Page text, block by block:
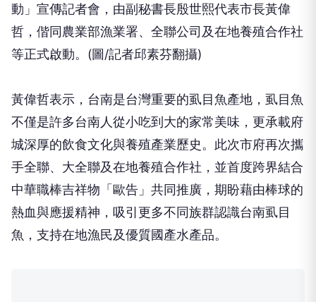
動」宣傳記者會，由副秘書長殷世熙代表市長黃偉
哲，偕同農業部漁業署、全聯公司及在地養殖合作社
等正式啟動。(圖/記者邱素芬翻攝)
黃偉哲表示，台南是台灣重要的虱目魚產地，虱目魚
不僅是許多台南人從小吃到大的家常美味，更承載府
城深厚的飲食文化與養殖產業歷史。此次市府再次攜
手全聯、大全聯及在地養殖合作社，並首度跨界結合
中華職棒吉祥物「歐告」共同推廣，期盼藉由棒球的
熱血與應援精神，吸引更多不同族群認識台南虱目
魚，支持在地漁民及優質國產水產品。